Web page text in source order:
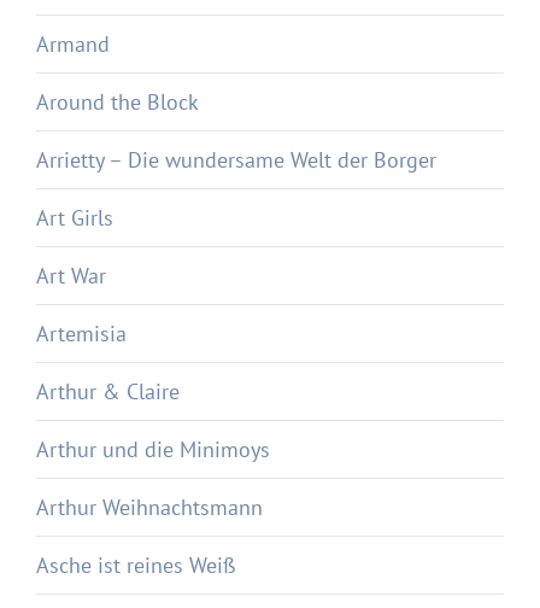
Armand
Around the Block
Arrietty – Die wundersame Welt der Borger
Art Girls
Art War
Artemisia
Arthur & Claire
Arthur und die Minimoys
Arthur Weihnachtsmann
Asche ist reines Weiß